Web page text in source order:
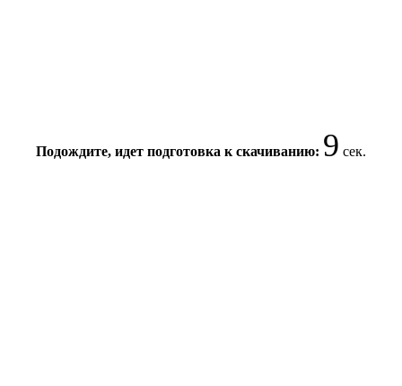
Подождите, идет подготовка к скачиванию: 9 сек.